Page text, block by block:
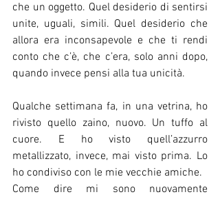
che un oggetto. Quel desiderio di sentirsi
unite, uguali, simili. Quel desiderio che
allora era inconsapevole e che ti rendi
conto che c’è, che c’era, solo anni dopo,
quando invece pensi alla tua unicità.
Qualche settimana fa, in una vetrina, ho
rivisto quello zaino, nuovo. Un tuffo al
cuore. E ho visto quell’azzurro
metallizzato, invece, mai visto prima. Lo
ho condiviso con le mie vecchie amiche.
Come dire mi sono nuovamente